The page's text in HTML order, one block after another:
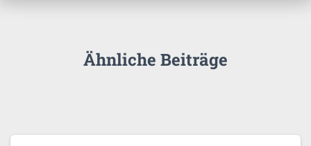
Ähnliche Beiträge